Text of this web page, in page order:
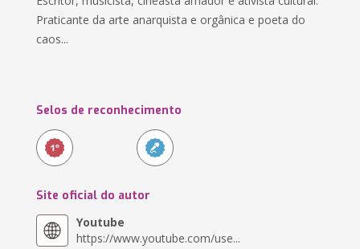
Praticante da arte anarquista e orgânica e poeta do
caos...
Selos de reconhecimento
Site oficial do autor
Youtube
https://www.youtube.com/use...